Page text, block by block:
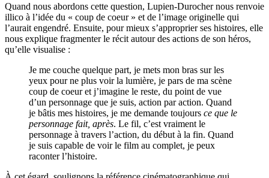
Quand nous abordons cette question, Lupien-Durocher nous renvoie
illico à l’idée du « coup de coeur » et de l’image originelle qui
l’aurait engendré. Ensuite, pour mieux s’approprier ses histoires, elle
nous explique fragmenter le récit autour des actions de son héros,
qu’elle visualise :
Je me couche quelque part, je mets mon bras sur les
yeux pour ne plus voir la lumière, je pars de ma scène
coup de coeur et j’imagine le reste, du point de vue
d’un personnage que je suis, action par action. Quand
je bâtis mes histoires, je me demande toujours ce que le
personnage fait, après. Le fil, c’est vraiment le
personnage à travers l’action, du début à la fin. Quand
je suis capable de voir le film au complet, je peux
raconter l’histoire.